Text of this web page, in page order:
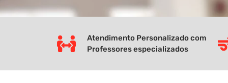
Atendimento Personalizado com
Professores especializados